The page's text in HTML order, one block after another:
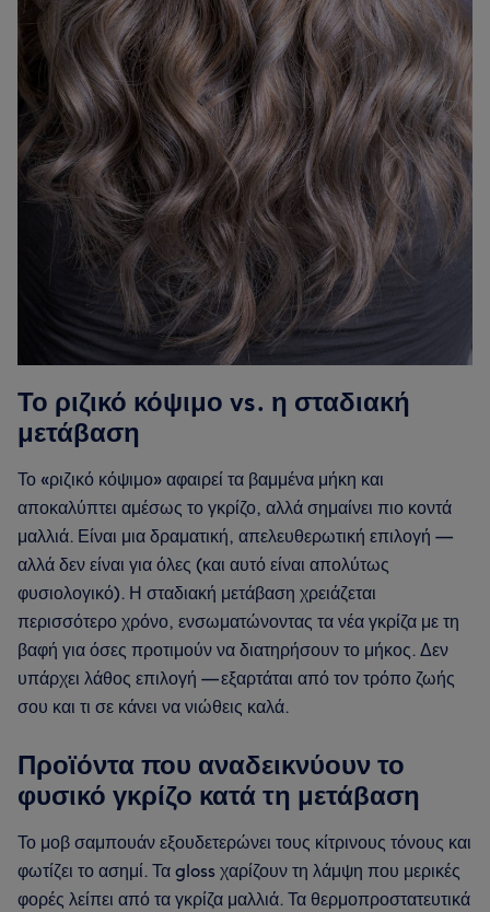
Το ριζικό κόψιμο vs. η σταδιακή
μετάβαση
Το «ριζικό κόψιμο» αφαιρεί τα βαμμένα μήκη και
αποκαλύπτει αμέσως το γκρίζο, αλλά σημαίνει πιο κοντά
μαλλιά. Είναι μια δραματική, απελευθερωτική επιλογή —
αλλά δεν είναι για όλες (και αυτό είναι απολύτως
φυσιολογικό). Η σταδιακή μετάβαση χρειάζεται
περισσότερο χρόνο, ενσωματώνοντας τα νέα γκρίζα με τη
βαφή για όσες προτιμούν να διατηρήσουν το μήκος. Δεν
υπάρχει λάθος επιλογή — εξαρτάται από τον τρόπο ζωής
σου και τι σε κάνει να νιώθεις καλά.
Προϊόντα που αναδεικνύουν το
φυσικό γκρίζο κατά τη μετάβαση
Το μοβ σαμπουάν εξουδετερώνει τους κίτρινους τόνους και
φωτίζει το ασημί. Τα gloss χαρίζουν τη λάμψη που μερικές
φορές λείπει από τα γκρίζα μαλλιά. Τα θερμοπροστατευτικά